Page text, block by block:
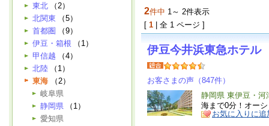
東北
（2）
北関東
（5）
首都圏
（9）
伊豆・箱根
（1）
甲信越
（4）
北陸
（1）
東海 （2）
岐阜県
静岡県
（1）
愛知県
2件中 1～ 2件表示
[ 1 | 全 1 ページ ]
伊豆今井浜東急ホテル
お客さまの声（847件）
静岡県 東伊豆・河
海まで0分！オー
お気に入りに追